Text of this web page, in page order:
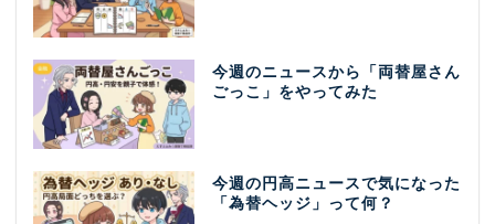
今週のニュースから「両替屋さん
ごっこ」をやってみた
今週の円高ニュースで気になった
「為替ヘッジ」って何？